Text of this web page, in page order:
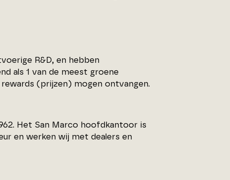
R&D, en hebben
als 1 van de meest groene
(prijzen) mogen ontvangen.
Het San Marco hoofdkantoor is
en werken wij met dealers en